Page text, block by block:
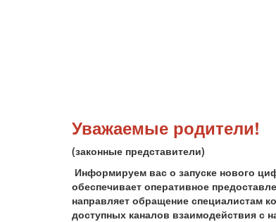
Уважаемые родители!
(законные представители)
Информируем вас о запуске нового
обеспечивает оперативное
направляет обращение специалистам
доступных каналов взаимодействия с